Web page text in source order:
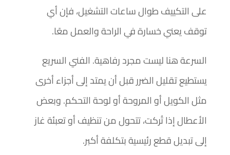
على التكييف طوال ساعات التشغيل، فإن أي
توقف يعني خسارة في الراحة والعمل معًا.
السرعة هنا ليست مجرد رفاهية. الفني السريع
يستطيع تقليل الضرر قبل أن يمتد إلى أجزاء أخرى
مثل الكويل أو المروحة أو لوحة التحكم. وبعض
الأعطال إذا تُركت، تتحول من تنظيف أو تعبئة غاز
إلى تبديل قطع رئيسية بتكلفة أكبر.